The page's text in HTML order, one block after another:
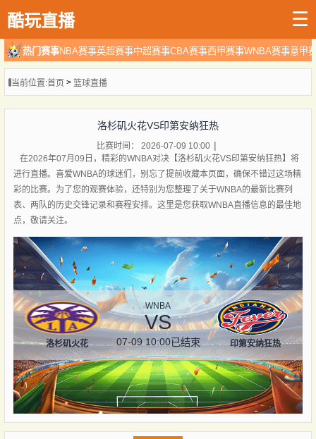
酷玩直播 ☰
热门赛事NBA赛事英超赛事中超赛事CBA赛事西甲赛事WNBA赛事意甲
当前位置:首页> 篮球直播
洛杉矶火花VS印第安纳狂热
比赛时间： 2026-07-09 10:00
在2026年07月09日，精彩的WNBA对决【洛杉矶火花VS印第安纳狂热】将
进行直播。喜爱WNBA的球迷们，别忘了提前收藏本页面，确保不错过这场精
彩的比赛。为了您的观赛体验，还特别为您整理了关于WNBA的最新比赛列
表、两队的历史交锋记录和赛程安排。这里是您获取WNBA直播信息的最佳地
点，敬请关注。
洛杉矶火花
WNBA
VS
07-09 10:00已结束 印第安纳狂热